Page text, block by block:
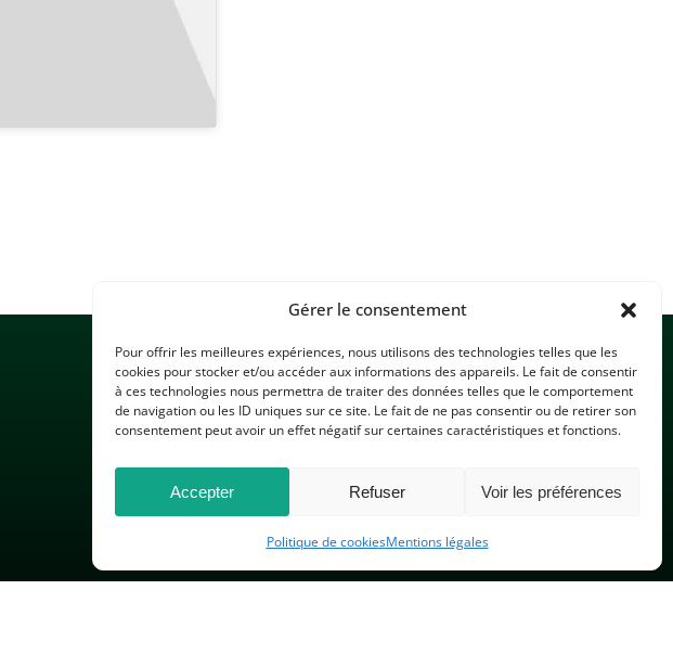
Gérer le consentement
Pour offrir les meilleures expériences, nous utilisons des technologies telles que les
cookies pour stocker et/ou accéder aux informations des appareils. Le fait de consentir
à ces technologies nous permettra de traiter des données telles que le comportement
de navigation ou les ID uniques sur ce site. Le fait de ne pas consentir ou de retirer son
consentement peut avoir un effet négatif sur certaines caractéristiques et fonctions.
Accepter Refuser Voir les préférences
Politique de cookiesMentions légales